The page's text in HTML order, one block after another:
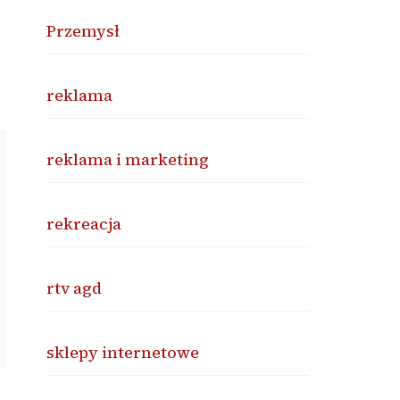
Przemysł
reklama
reklama i marketing
rekreacja
rtv agd
sklepy internetowe